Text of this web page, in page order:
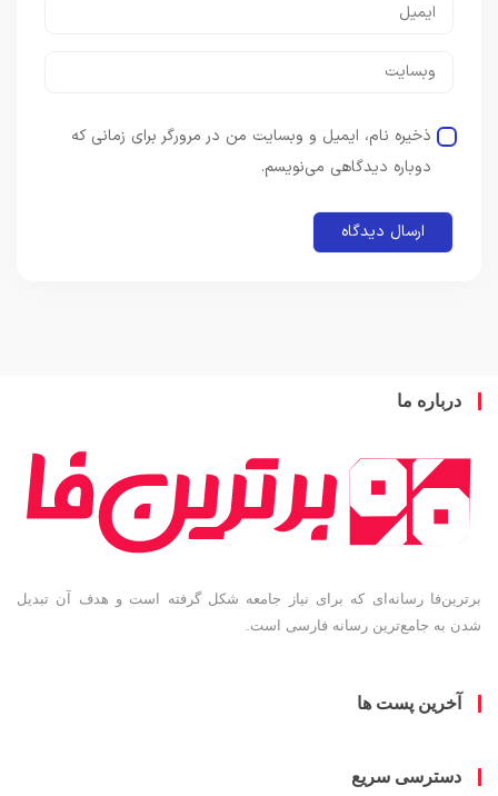
ذخیره نام، ایمیل و وبسایت من در مرورگر برای زمانی که
دوباره دیدگاهی می‌نویسم.
ما
رسانه‌ای که برای نیاز جامعه شکل گرفته است و هدف آن تبدیل
جامع‌ترین رسانه فارسی است.
پست ها
سریع